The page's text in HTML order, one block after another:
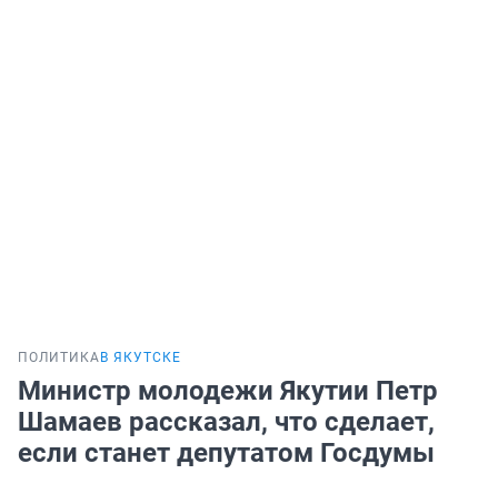
ПОЛИТИКА В ЯКУТСКЕ
Министр молодежи Якутии Петр
Шамаев рассказал, что сделает,
если станет депутатом Госдумы